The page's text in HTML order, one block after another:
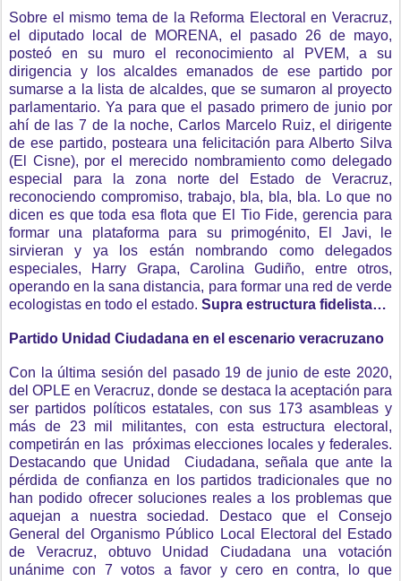
Sobre el mismo tema de la Reforma Electoral en Veracruz,
el diputado local de MORENA, el pasado 26 de mayo,
posteó en su muro el reconocimiento al PVEM, a su
dirigencia y los alcaldes emanados de ese partido por
sumarse a la lista de alcaldes, que se sumaron al proyecto
parlamentario. Ya para que el pasado primero de junio por
ahí de las 7 de la noche, Carlos Marcelo Ruiz, el dirigente
de ese partido, posteara una felicitación para Alberto Silva
(El Cisne), por el merecido nombramiento como delegado
especial para la zona norte del Estado de Veracruz,
reconociendo compromiso, trabajo, bla, bla, bla. Lo que no
dicen es que toda esa flota que El Tio Fide, gerencia para
formar una plataforma para su primogénito, El Javi, le
sirvieran y ya los están nombrando como delegados
especiales, Harry Grapa, Carolina Gudiño, entre otros,
operando en la sana distancia, para formar una red de verde
ecologistas en todo el estado. Supra estructura fidelista…
Partido Unidad Ciudadana en el escenario veracruzano
Con la última sesión del pasado 19 de junio de este 2020,
del OPLE en Veracruz, donde se destaca la aceptación para
ser partidos políticos estatales, con sus 173 asambleas y
más de 23 mil militantes, con esta estructura electoral,
competirán en las próximas elecciones locales y federales.
Destacando que Unidad Ciudadana,señala queante la
pérdida de confianza en los partidos tradicionales que no
han podido ofrecer soluciones reales a los problemas que
aquejan a nuestra sociedad.
Destaco que el Consejo
General del Organismo Público Local Electoral del Estado
de Veracruz, obtuvo Unidad Ciudadana una votación
unánime con 7 votos a favor y cero en contra, lo que